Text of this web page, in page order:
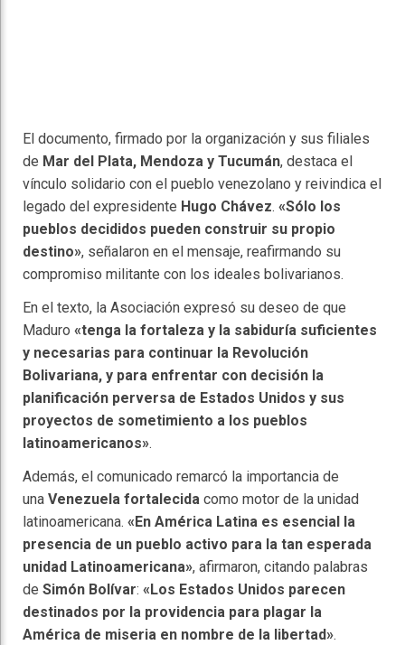
El documento, firmado por la organización y sus filiales
de Mar del Plata, Mendoza y Tucumán, destaca el
vínculo solidario con el pueblo venezolano y reivindica el
legado del expresidente Hugo Chávez. «Sólo los
pueblos decididos pueden construir su propio
destino», señalaron en el mensaje, reafirmando su
compromiso militante con los ideales bolivarianos.
En el texto, la Asociación expresó su deseo de que
Maduro «tenga la fortaleza y la sabiduría suficientes
y necesarias para continuar la Revolución
Bolivariana, y para enfrentar con decisión la
planificación perversa de Estados Unidos y sus
proyectos de sometimiento a los pueblos
latinoamericanos».
Además, el comunicado remarcó la importancia de
una Venezuela fortalecida como motor de la unidad
latinoamericana. «En América Latina es esencial la
presencia de un pueblo activo para la tan esperada
unidad Latinoamericana», afirmaron, citando palabras
de Simón Bolívar: «Los Estados Unidos parecen
destinados por la providencia para plagar la
América de miseria en nombre de la libertad».